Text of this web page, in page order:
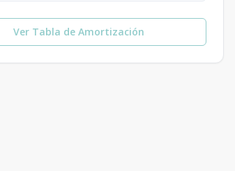
Ver Tabla de Amortización